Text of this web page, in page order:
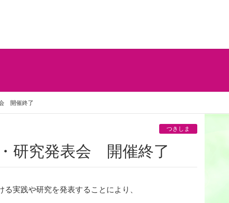
開催終了
つきしま
・研究発表会 開催終了
実践や研究を発表することにより、